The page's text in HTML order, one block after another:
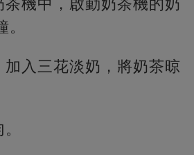
機中，啟動奶茶機的奶
入三花淡奶，將奶茶晾